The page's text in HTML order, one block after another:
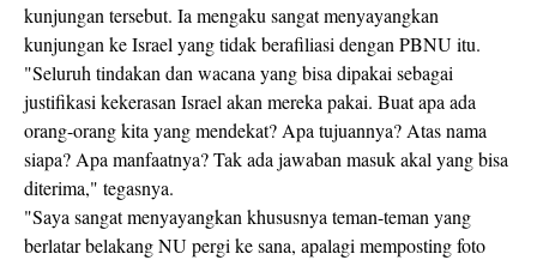
kunjungan tersebut. Ia mengaku sangat menyayangkan
kunjungan ke Israel yang tidak berafiliasi dengan PBNU itu.
"Seluruh tindakan dan wacana yang bisa dipakai sebagai
justifikasi kekerasan Israel akan mereka pakai. Buat apa ada
orang-orang kita yang mendekat? Apa tujuannya? Atas nama
siapa? Apa manfaatnya? Tak ada jawaban masuk akal yang bisa
diterima," tegasnya.
"Saya sangat menyayangkan khususnya teman-teman yang
berlatar belakang NU pergi ke sana, apalagi memposting foto